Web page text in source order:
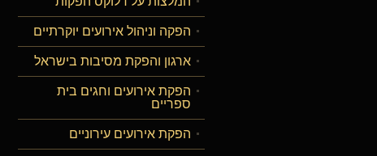
הפקה וניהול אירועים יוקרתיים
ארגון והפקת מסיבות בישראל
הפקת אירועים וחגים בית
ספריים
הפקת אירועים עירוניים